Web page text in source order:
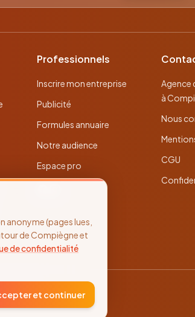
Professionnels
Inscrire mon entreprise
Publicité
Formules annuaire
Notre audience
Espace pro
Agence
à
Nous
CGU
l'Oise
anonyme (pages lues,
de Compiègne et
de confidentialité
et continuer